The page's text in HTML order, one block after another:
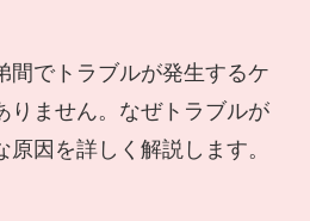
間でトラブルが発生するケ
りません。なぜトラブルが
因を詳しく解説します。